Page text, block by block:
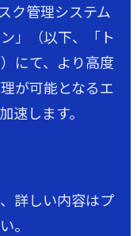
ク管理システム
」（以下、「ト
にて、より高度
が可能となるエ
速します。
詳しい内容はプ
。